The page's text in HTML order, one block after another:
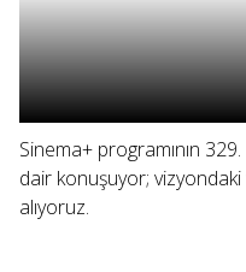
Sinema+ programının
dair konuşuyor;
alıyoruz.